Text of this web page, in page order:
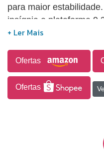
para maior
insígnia e plataforma 9
Ofertas
Ofertas